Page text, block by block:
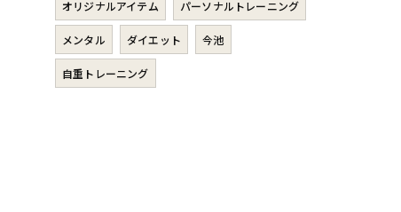
オリジナルアイテム パーソナルトレーニング
メンタル ダイエット 今池
自重トレーニング